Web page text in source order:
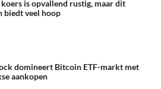
is opvallend rustig, maar dit
biedt veel hoop
domineert Bitcoin ETF-markt met
aankopen